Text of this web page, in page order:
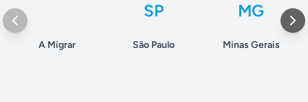
A Migrar
SP
São Paulo
MG
Minas Gerais